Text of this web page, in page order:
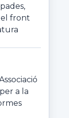
front
a la